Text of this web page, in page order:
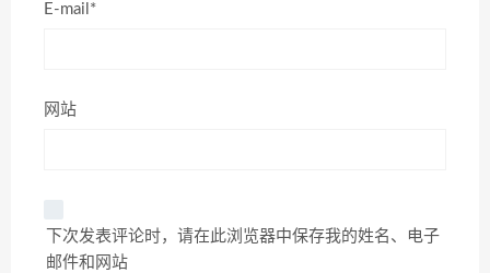
E-mail*
网站
下次发表评论时，请在此浏览器中保存我的姓名、电子
邮件和网站